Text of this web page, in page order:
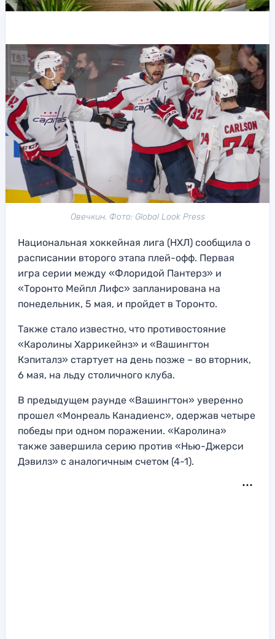
Овечкин. Фото: Global Look Press
Национальная хоккейная лига (НХЛ) сообщила о
расписании второго этапа плей-офф. Первая
игра серии между «Флоридой Пантерз» и
«Торонто Мейпл Лифс» запланирована на
понедельник, 5 мая, и пройдет в Торонто.
Также стало известно, что противостояние
«Каролины Харрикейнз» и «Вашингтон
Кэпиталз» стартует на день позже – во вторник,
6 мая, на льду столичного клуба.
В предыдущем раунде «Вашингтон» уверенно
прошел «Монреаль Канадиенс», одержав четыре
победы при одном поражении. «Каролина»
также завершила серию против «Нью-Джерси
Дэвилз» с аналогичным счетом (4-1).